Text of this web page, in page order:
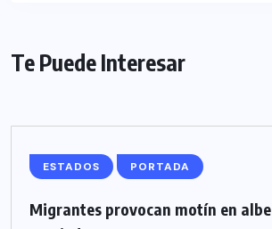
Te Puede Interesar
ESTADOS PORTADA
Migrantes provocan motín en